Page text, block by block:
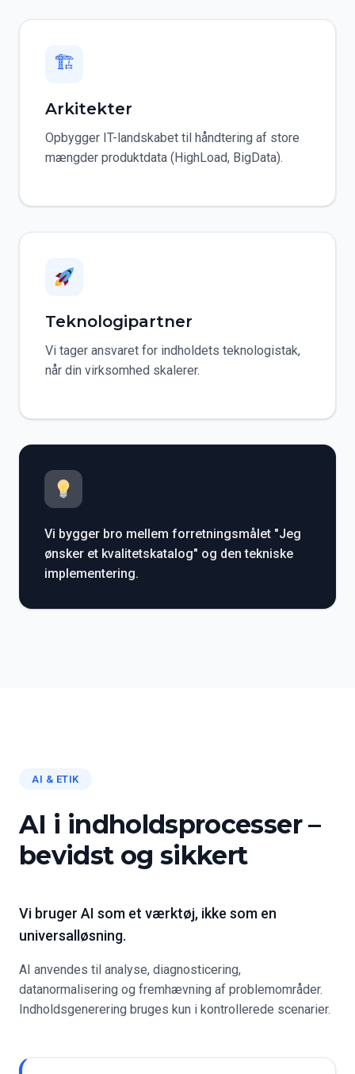
🏗
Arkitekter
Opbygger IT-landskabet til håndtering af store
mængder produktdata (HighLoad, BigData).
Teknologipartner
Vi tager ansvaret for indholdets teknologistak,
når din virksomhed skalerer.
Vi bygger bro mellem forretningsmålet "Jeg
ønsker et kvalitetskatalog" og den tekniske
implementering.
AI & ETIK
AI i indholdsprocesser –
bevidst og sikkert
Vi bruger AI som et værktøj, ikke som en
universalløsning.
AI anvendes til analyse, diagnosticering,
datanormalisering og fremhævning af problemområder.
Indholdsgenerering bruges kun i kontrollerede scenarier.